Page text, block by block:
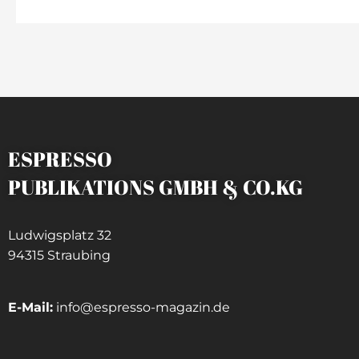
ESPRESSO
PUBLIKATIONS GMBH & CO.KG
Ludwigsplatz 32
94315 Straubing
E-Mail: info@espresso-magazin.de